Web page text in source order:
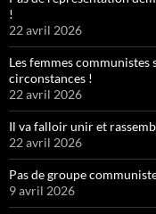
!
22 avril 2026
Les femmes
circonstances !
22 avril 2026
Il va falloir unir et
22 avril 2026
Pas de groupe
9 avril 2026